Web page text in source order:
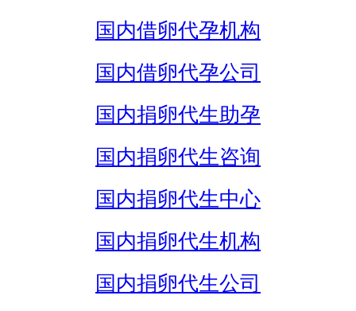
国内借卵代孕机构
国内借卵代孕公司
国内捐卵代生助孕
国内捐卵代生咨询
国内捐卵代生中心
国内捐卵代生机构
国内捐卵代生公司